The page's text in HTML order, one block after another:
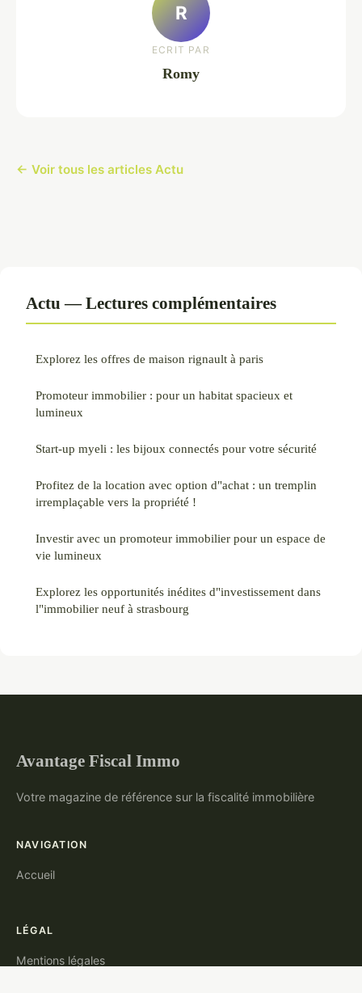
R
ECRIT PAR
Romy
← Voir tous les articles Actu
Actu — Lectures complémentaires
Explorez les offres de maison rignault à paris
Promoteur immobilier : pour un habitat spacieux et
lumineux
Start-up myeli : les bijoux connectés pour votre sécurité
Profitez de la location avec option d"achat : un tremplin
irremplaçable vers la propriété !
Investir avec un promoteur immobilier pour un espace de
vie lumineux
Explorez les opportunités inédites d"investissement dans
l"immobilier neuf à strasbourg
Avantage Fiscal Immo
Votre magazine de référence sur la fiscalité immobilière
NAVIGATION
Accueil
LÉGAL
Mentions légales